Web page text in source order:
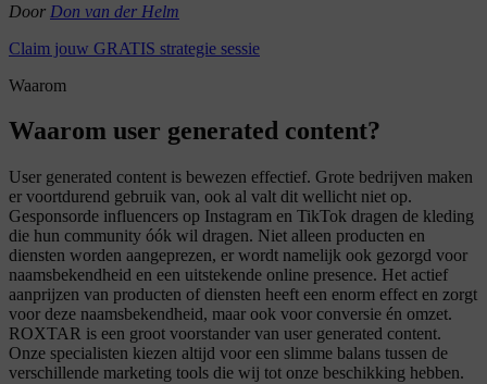
Door Don van der Helm
Claim jouw GRATIS strategie sessie
Waarom
Waarom user generated content?
User generated content is bewezen effectief. Grote bedrijven maken
er voortdurend gebruik van, ook al valt dit wellicht niet op.
Gesponsorde influencers op Instagram en TikTok dragen de kleding
die hun community óók wil dragen. Niet alleen producten en
diensten worden aangeprezen, er wordt namelijk ook gezorgd voor
naamsbekendheid en een uitstekende online presence. Het actief
aanprijzen van producten of diensten heeft een enorm effect en zorgt
voor deze naamsbekendheid, maar ook voor conversie én omzet.
ROXTAR is een groot voorstander van user generated content.
Onze specialisten kiezen altijd voor een slimme balans tussen de
verschillende marketing tools die wij tot onze beschikking hebben.